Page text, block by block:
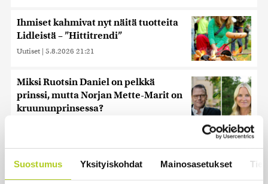
Suostumus Yksityiskohdat Mainosasetukset
Ihmiset kahmivat nyt näitä tuotteita
Lidleistä – ”Hittitrendi”
Uutiset | 5.8.2026 21:21
Miksi Ruotsin Daniel on pelkkä
prinssi, mutta Norjan Mette-Marit on
kruununprinsessa?
Keskustan Siika-aho kertoo, mikä
hänestä on Ylen gallupin todellinen
uutinen – ”Kokoomus maksaa siitä